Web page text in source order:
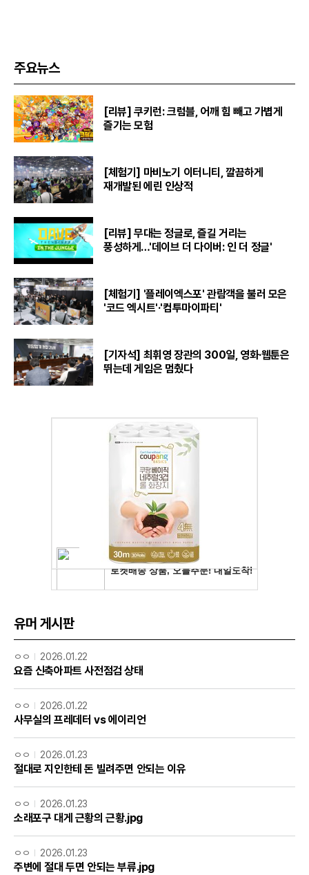
주요뉴스
[리뷰] 쿠키런: 크럼블, 어깨 힘 빼고 가볍게
즐기는 모험
[체험기] 마비노기 이터니티, 깔끔하게
재개발된 에린 인상적
[리뷰] 무대는 정글로, 즐길 거리는
풍성하게…'데이브 더 다이버: 인 더 정글'
[체험기] '플레이엑스포' 관람객을 불러 모은
'코드 엑시트'·'컴투마이파티'
[기자석] 최휘영 장관의 300일, 영화·웹툰은
뛰는데 게임은 멈췄다
유머 게시판
ㅇㅇ 2026.01.22
요즘 신축아파트 사전점검 상태
ㅇㅇ 2026.01.22
사무실의 프레데터 vs 에이리언
ㅇㅇ 2026.01.23
절대로 지인한테 돈 빌려주면 안되는 이유
ㅇㅇ 2026.01.23
소래포구 대게 근황의 근황.jpg
ㅇㅇ 2026.01.23
주변에 절대 두면 안되는 부류.jpg